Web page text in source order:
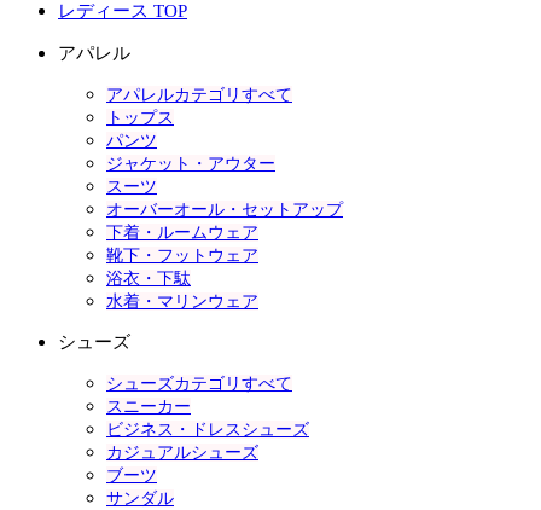
レディース TOP
アパレル
アパレルカテゴリすべて
トップス
パンツ
ジャケット・アウター
スーツ
オーバーオール・セットアップ
下着・ルームウェア
靴下・フットウェア
浴衣・下駄
水着・マリンウェア
シューズ
シューズカテゴリすべて
スニーカー
ビジネス・ドレスシューズ
カジュアルシューズ
ブーツ
サンダル